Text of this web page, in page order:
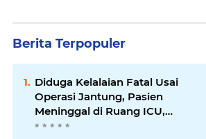
Berita Terpopuler
Diduga Kelalaian Fatal Usai
Operasi Jantung, Pasien
Meninggal di Ruang ICU,
Keluarga Tuntut RSUD dr.